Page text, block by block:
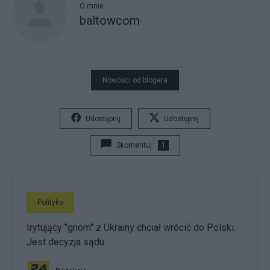
O mnie
baltowcom
Nowości od blogera
Udostępnij Udostępnij
Skomentuj 1
Polityka
Irytujący "gnom" z Ukrainy chciał wrócić do Polski.
Jest decyzja sądu